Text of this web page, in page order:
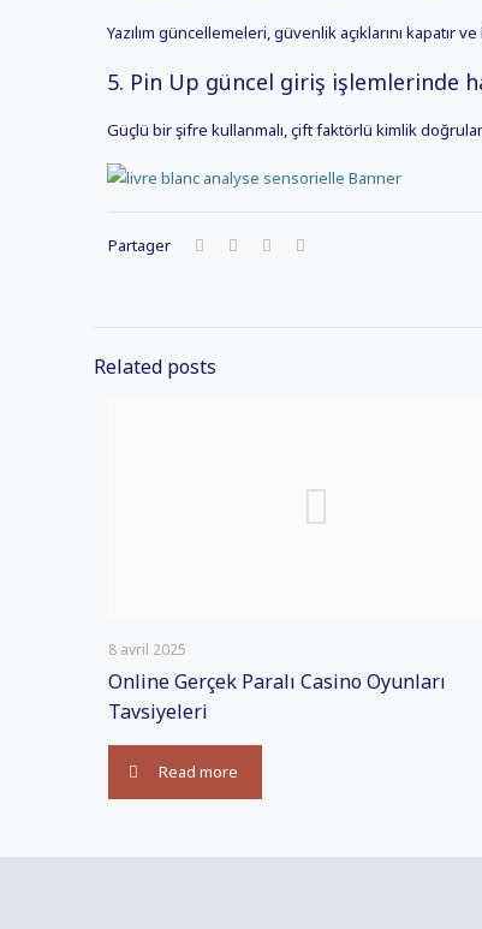
Yazılım güncellemeleri, güvenlik açıklarını
5. Pin Up güncel giriş işlemlerinde
Güçlü bir şifre kullanmalı, çift faktörlü kimlik
Partager
Related posts
8 avril 2025
Online Gerçek Paralı Casino Oyunları
Tavsiyeleri
Read more